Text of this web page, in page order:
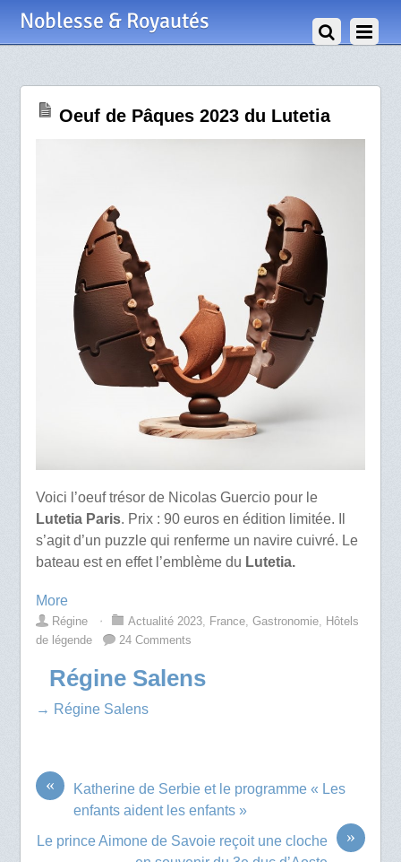
Noblesse & Royautés
Oeuf de Pâques 2023 du Lutetia
Voici l’oeuf trésor de Nicolas Guercio pour le
Lutetia Paris. Prix : 90 euros en édition limitée. Il
s’agit d’un puzzle qui renferme un navire cuivré. Le
bateau est en effet l’emblème du Lutetia.
More
Régine ⋅ Actualité 2023, France, Gastronomie,
Hôtels
de légende
24 Comments
Régine Salens
→ Régine Salens
«
Katherine de Serbie et le programme « Les
enfants aident les enfants »
»
Le prince Aimone de Savoie reçoit une cloche